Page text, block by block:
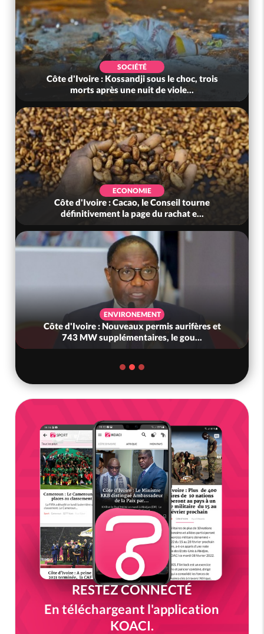
SOCIÉTÉ
Côte d'Ivoire : Kossandji sous le choc, trois
morts après une nuit de viole...
ECONOMIE
Côte d'Ivoire : Cacao, le Conseil tourne
définitivement la page du rachat e...
ENVIRONEMENT
Côte d'Ivoire : Nouveaux permis aurifères et
743 MW supplémentaires, le gou...
RESTEZ CONNECTÉ
En téléchargeant l'application
KOACI.